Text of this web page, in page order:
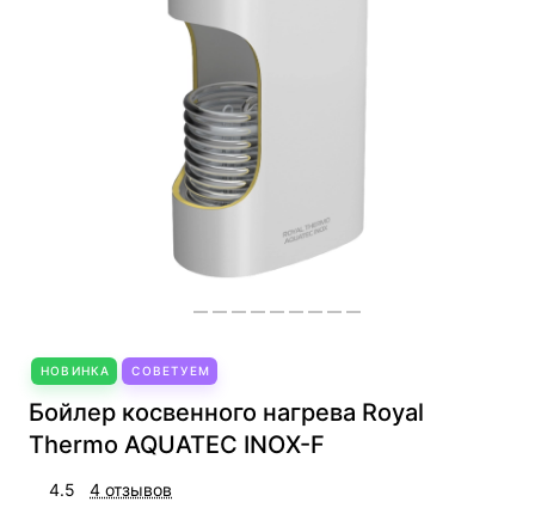
Заказать звонок
НОВИНКА СОВЕТУЕМ
Бойлер косвенного нагрева Royal
Thermo AQUATEC INOX-F
4.5 4 отзывов